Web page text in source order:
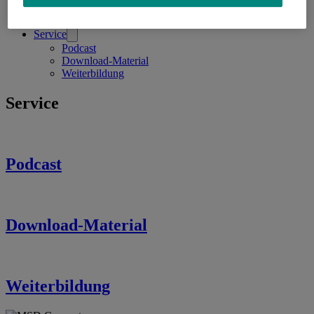
Behandlungsoptionen im Überblick
Service
Podcast
Download-Material
Weiterbildung
Service
Podcast
Download-Material
Weiterbildung